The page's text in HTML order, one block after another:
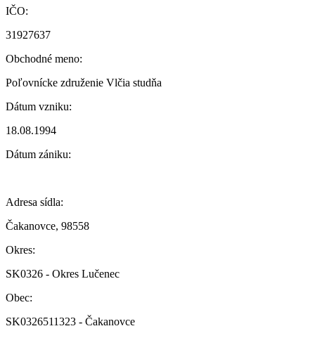
IČO:
31927637
Obchodné meno:
Poľovnícke združenie Vlčia studňa
Dátum vzniku:
18.08.1994
Dátum zániku:
Adresa sídla:
Čakanovce, 98558
Okres:
SK0326 - Okres Lučenec
Obec:
SK0326511323 - Čakanovce